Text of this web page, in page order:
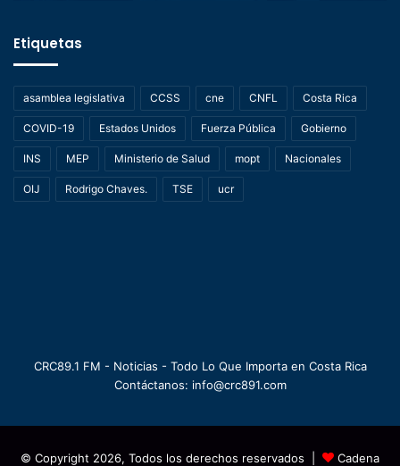
Etiquetas
asamblea legislativa CCSS cne CNFL Costa Rica
COVID-19 Estados Unidos Fuerza Pública Gobierno
INS MEP Ministerio de Salud mopt Nacionales
OIJ Rodrigo Chaves. TSE ucr
CRC89.1 FM - Noticias - Todo Lo Que Importa en Costa Rica
Contáctanos: info@crc891.com
© Copyright 2026, Todos los derechos reservados | Cadena